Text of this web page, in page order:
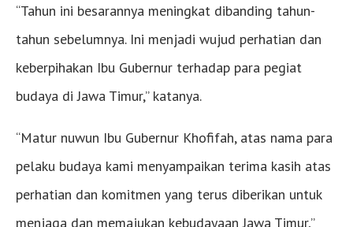
“Tahun ini besarannya meningkat dibanding tahun-
tahun sebelumnya. Ini menjadi wujud perhatian dan
keberpihakan Ibu Gubernur terhadap para pegiat
budaya di Jawa Timur,” katanya.
“Matur nuwun Ibu Gubernur Khofifah, atas nama para
pelaku budaya kami menyampaikan terima kasih atas
perhatian dan komitmen yang terus diberikan untuk
menjaga dan memajukan kebudayaan Jawa Timur,”